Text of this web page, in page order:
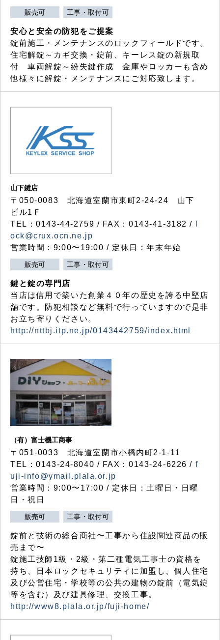
販売可 工事・取付可
安心と安全の防犯をご提案
錠前施工・メンテナンスのロックフィールドです。
住宅解錠～カギ交換・錠前、キーレス錠の新規取
付 車両解錠～紛失鍵作成 金庫やロッカーも含め
他様々に解錠・メンテナンスにご対応致します。
山下鍵店
〒050-0083 北海道室蘭市東町2-24-24 山下
ビル1Ｆ
TEL：0143-44-2759 / FAX：0143-41-3182 /
ock@crux.ocn.ne.jp
営業時間：9:00〜19:00 / 定休日：年末年始
販売可 工事・取付可
鍵と錠の専門店
当店は信用で築いた創業４０年の歴史を誇る中堅店
舗です。防犯相談など無料で行っていますので是非
お立ち寄りください。
http://nttbj.itp.ne.jp/0143442759/index.html
（有）富士機工商事
〒051-0033 北海道室蘭市小橋内町2-1-11
TEL：0143-24-8040 / FAX：0143-24-6226 / f
uji-info@ymail.plala.or.jp
営業時間：9:00〜17:00 / 定休日：土曜日・日曜
日・祝日
販売可 工事・取付可
錠前と技術の総合商社〜工事から住設関連商品の販
売まで〜
錠施工技師1級・2級・第二種電気工事士の資格を
持ち、日本ロックセキュリティに加盟し、個人住宅
及び公営住宅・学校等の公共の建物の錠前（電気錠
等を含む）及び建具修理、交換工事。
http://www8.plala.or.jp/fuji-home/